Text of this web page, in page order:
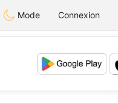
Mode Connexion
💕